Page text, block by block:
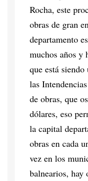
Rocha, este
obras de gran
departamento
muchos años y
que está
las
de obras, que
dólares, eso
la capital
obras en cada
vez en los
balnearios, hay